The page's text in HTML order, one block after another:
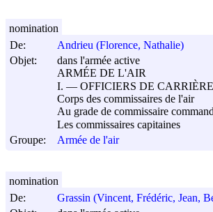
De:
Andrieu (Florence, Nathalie)
Objet:
dans l'armée active
ARMÉE DE L'AIR
I. ― OFFICIERS DE CARRIÈRE
Corps des commissaires de l'air
Au grade de commissaire
Les commissaires capitaines
Groupe:
Armée de l'air
nomination
De:
Grassin (Vincent, Frédéric, Jean,
nomination